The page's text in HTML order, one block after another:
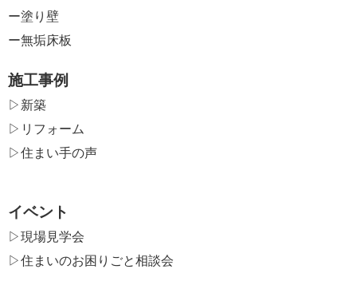
ー塗り壁
ー無垢床板
施工事例
▷新築
▷リフォーム
▷住まい手の声
イベント
▷現場見学会
▷住まいのお困りごと相談会